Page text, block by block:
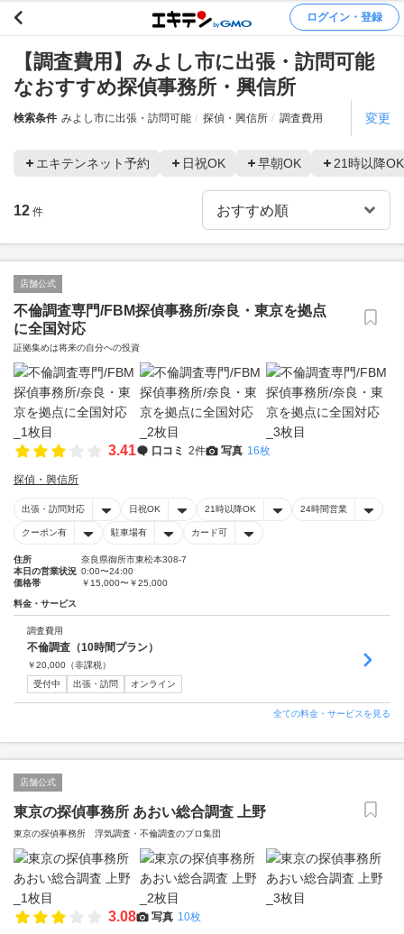
ログイン・登録
【調査費用】みよし市に出張・訪問可能
なおすすめ探偵事務所・興信所
検索条件 みよし市に出張・訪問可能 探偵・興信所 調査費用 変更
エキテンネット予約 日祝OK 早朝OK 21時以降OK
12 件
店舗公式
不倫調査専門/FBM探偵事務所/奈良・東京を拠点
に全国対応
証拠集めは将来の自分への投資
3.41 口コミ 2件 写真 16枚
探偵・興信所
出張・訪問対応 日祝OK 21時以降OK 24時間営業
クーポン有 駐車場有 カード可
住所
奈良県御所市東松本308-7
本日の営業状況 0:00〜24:00
価格帯
￥15,000〜￥25,000
料金・サービス
調査費用
不倫調査（10時間プラン）
￥20,000 （非課税）
受付中
出張・訪問 オンライン
全ての料金・サービスを見る
店舗公式
東京の探偵事務所 あおい総合調査 上野
東京の探偵事務所 浮気調査・不倫調査のプロ集団
3.08 写真 10枚